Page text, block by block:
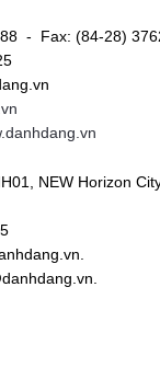
- Fax: (84-28)
NEW Horizon